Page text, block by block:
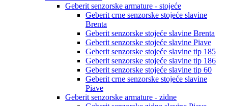
Geberit senzorske armature - stojeće
Geberit crne senzorske stojeće slavine
Brenta
Geberit senzorske stojeće slavine Brenta
Geberit senzorske stojeće slavine Piave
Geberit senzorske stojeće slavine tip 185
Geberit senzorske stojeće slavine tip 186
Geberit senzorske stojeće slavine tip 60
Geberit crne senzorske stojeće slavine
Piave
Geberit senzorske armature - zidne